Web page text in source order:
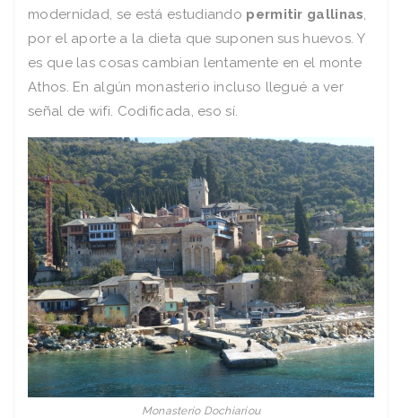
modernidad, se está estudiando permitir gallinas,
por el aporte a la dieta que suponen sus huevos. Y
es que las cosas cambian lentamente en el monte
Athos. En algún monasterio incluso llegué a ver
señal de wifi. Codificada, eso sí.
Monasterio Dochiariou